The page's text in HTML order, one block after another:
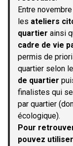
Entre
les ateliers
quartier ainsi
cadre de vie
permis de
quartier selon
de quartier
finalistes qui
par quartier
écologique).
Pour
pouvez